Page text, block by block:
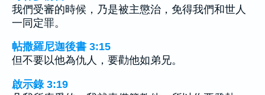
我們受審的時候，乃是被主懲治，免得我們和世人
一同定罪。
帖撒羅尼迦後書 3:15
但不要以他為仇人，要勸他如弟兄。
啟示錄 3:19